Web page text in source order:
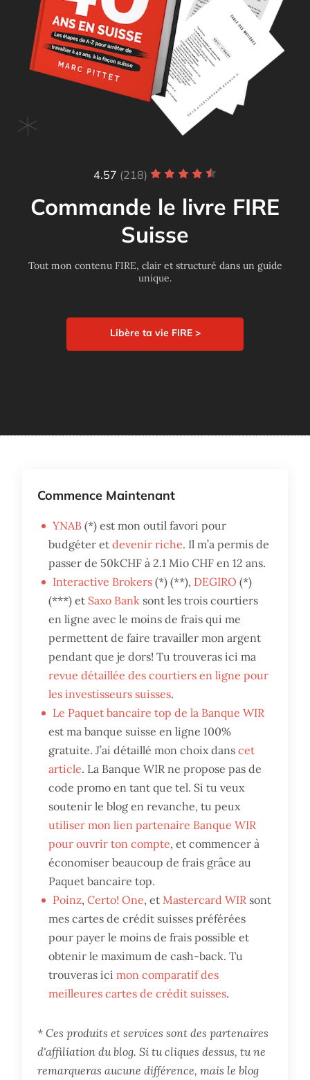
4.57 (218)
Commande le livre FIRE
Suisse
Tout mon contenu FIRE, clair et structuré dans un guide
unique.
Libère ta vie FIRE >
Commence Maintenant
YNAB (*) est mon outil favori pour
budgéter etdevenir riche. Il m’a permis de
passer de 50kCHF à 2.1 Mio CHF en 12 ans.
Interactive Brokers (*) (**), DEGIRO (*)
(***) et Saxo Bank sont les trois courtiers
en ligne avec le moins de frais qui me
permettent de faire travailler mon argent
pendant que je dors! Tu trouveras ici ma
revue détaillée des courtiers en ligne pour
les investisseurs suisses.
Le Paquet bancaire top de la Banque WIR
est ma banque suisse en ligne 100%
gratuite. J’ai détaillé mon choix danscet
article. La Banque WIR ne propose pas de
code promo en tant que tel. Si tu veux
soutenir le blog en revanche, tu peux
utiliser mon lien partenaire Banque WIR
pour ouvrir ton compte, et commencer à
économiser beaucoup de frais grâce au
Paquet bancaire top.
Poinz,Certo! One, et Mastercard WIR sont
mes cartes de crédit suisses préférées
pour payer le moins de frais possible et
obtenir le maximum de cash-back. Tu
trouveras icimon comparatif des
meilleures cartes de crédit suisses.
* Ces produits et services sont des partenaires
d'affiliation du blog. Si tu cliques dessus, tu ne
remarqueras aucune différence, mais le blog